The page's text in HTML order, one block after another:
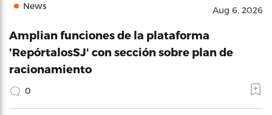
News Aug 6, 2026
Amplian funciones de la plataforma
'RepórtalosSJ' con sección sobre plan de
racionamiento
0